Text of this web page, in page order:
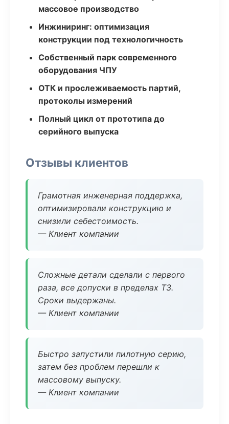
массовое производство
Инжиниринг: оптимизация
конструкции под технологичность
Собственный парк современного
оборудования ЧПУ
ОТК и прослеживаемость партий,
протоколы измерений
Полный цикл от прототипа до
серийного выпуска
Отзывы клиентов
Грамотная инженерная поддержка,
оптимизировали конструкцию и
снизили себестоимость.
— Клиент компании
Сложные детали сделали с первого
раза, все допуски в пределах ТЗ.
Сроки выдержаны.
— Клиент компании
Быстро запустили пилотную серию,
затем без проблем перешли к
массовому выпуску.
— Клиент компании